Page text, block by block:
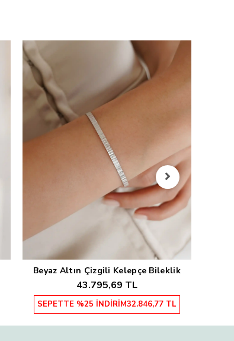
Sepete Ekle
Beyaz Altın Çizgili Kelepçe Bileklik
43.795,69 TL
SEPETTE %25 İNDİRİM32.846,77 TL